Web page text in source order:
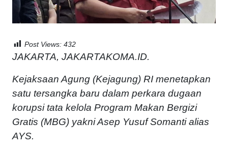
Post Views: 432
JAKARTA, JAKARTAKOMA.ID.
Kejaksaan Agung (Kejagung) RI menetapkan
satu tersangka baru dalam perkara dugaan
korupsi tata kelola Program Makan Bergizi
Gratis (MBG) yakni Asep Yusuf Somanti alias
AYS.